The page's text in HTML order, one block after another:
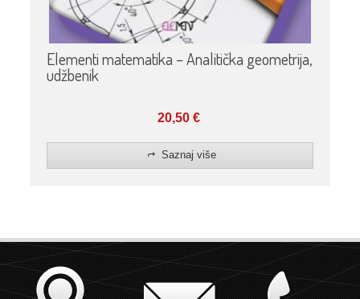
Elementi matematika – Analitička geometrija,
udžbenik
20,50 €
Saznaj više